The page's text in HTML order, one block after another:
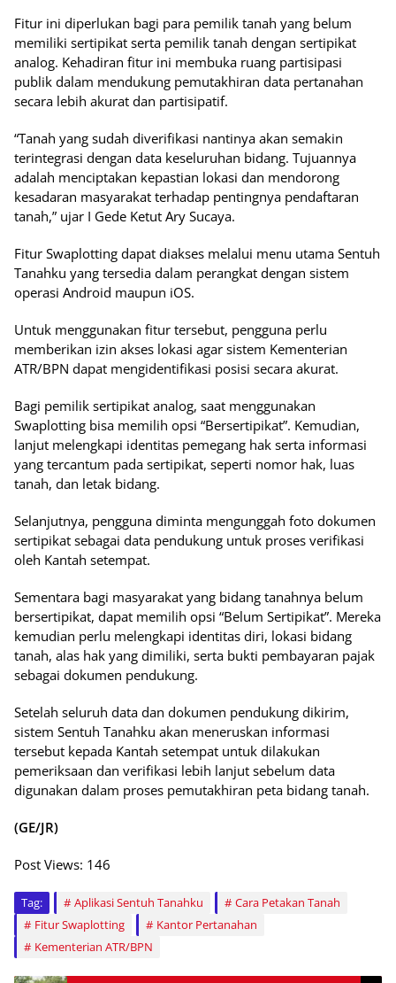
Fitur ini diperlukan bagi para pemilik tanah yang belum
memiliki sertipikat serta pemilik tanah dengan sertipikat
analog. Kehadiran fitur ini membuka ruang partisipasi
publik dalam mendukung pemutakhiran data pertanahan
secara lebih akurat dan partisipatif.
“Tanah yang sudah diverifikasi nantinya akan semakin
terintegrasi dengan data keseluruhan bidang. Tujuannya
adalah menciptakan kepastian lokasi dan mendorong
kesadaran masyarakat terhadap pentingnya pendaftaran
tanah,” ujar I Gede Ketut Ary Sucaya.
Fitur Swaplotting dapat diakses melalui menu utama Sentuh
Tanahku yang tersedia dalam perangkat dengan sistem
operasi Android maupun iOS.
Untuk menggunakan fitur tersebut, pengguna perlu
memberikan izin akses lokasi agar sistem Kementerian
ATR/BPN dapat mengidentifikasi posisi secara akurat.
Bagi pemilik sertipikat analog, saat menggunakan
Swaplotting bisa memilih opsi “Bersertipikat”. Kemudian,
lanjut melengkapi identitas pemegang hak serta informasi
yang tercantum pada sertipikat, seperti nomor hak, luas
tanah, dan letak bidang.
Selanjutnya, pengguna diminta mengunggah foto dokumen
sertipikat sebagai data pendukung untuk proses verifikasi
oleh Kantah setempat.
Sementara bagi masyarakat yang bidang tanahnya belum
bersertipikat, dapat memilih opsi “Belum Sertipikat”. Mereka
kemudian perlu melengkapi identitas diri, lokasi bidang
tanah, alas hak yang dimiliki, serta bukti pembayaran pajak
sebagai dokumen pendukung.
Setelah seluruh data dan dokumen pendukung dikirim,
sistem Sentuh Tanahku akan meneruskan informasi
tersebut kepada Kantah setempat untuk dilakukan
pemeriksaan dan verifikasi lebih lanjut sebelum data
digunakan dalam proses pemutakhiran peta bidang tanah.
(GE/JR)
Post Views: 146
Tag: Aplikasi Sentuh Tanahku
Cara Petakan Tanah
Fitur Swaplotting
Kantor Pertanahan
Kementerian ATR/BPN